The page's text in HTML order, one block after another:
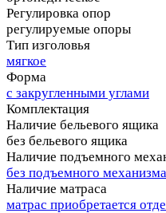
Регулировка опор
регулируемые опоры
Тип изголовья
мягкое
Форма
с закругленными углами
Комплектация
Наличие бельевого ящика
без бельевого ящика
Наличие подъемного
без подъемного механизма
Наличие матраса
матрас приобретается